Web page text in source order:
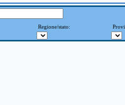
Regione/stato: